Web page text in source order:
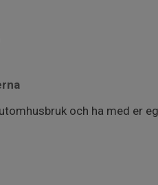
och ha med er